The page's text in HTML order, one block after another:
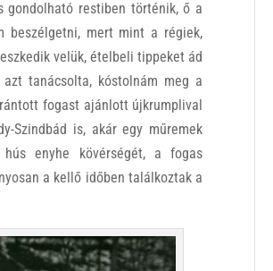
gondolható restiben történik, ő a
beszélgetni, mert mint a régiek,
velük, ételbeli tippeket ád
tanácsolta, kóstolnám meg a
fogast ajánlott újkrumplival
Szindbád is, akár egy műremek
enyhe kövérségét, a fogas
a kellő időben találkoztak a